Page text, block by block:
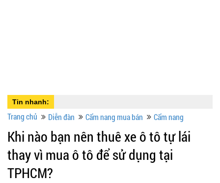
Tin nhanh:
Trang chủ Diễn đàn Cẩm nang mua bán Cẩm nang
Khi nào bạn nên thuê xe ô tô tự lái
thay vì mua ô tô để sử dụng tại
TPHCM?